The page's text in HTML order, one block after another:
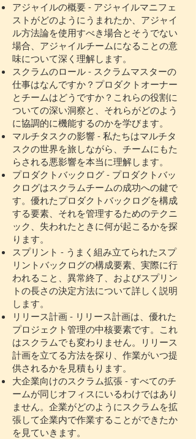
アジャイルの概要 - アジャイルマニフェ
ストがどのようにうまれたか、アジャイ
ル方法論を使用すべき場合とそうでない
場合、アジャイルチームになることの意
味について深く理解します。
スクラムのロール - スクラムマスターの
仕事はなんですか？プロダクトオーナー
とチームはどうですか？これらの役割に
ついての深い洞察と、それらがどのよう
に協調的に機能するのかを学びます。
マルチタスクの影響 - 私たちはマルチタ
スクの世界を旅しながら、チームにもた
らされる悪影響を本当に理解します。
プロダクトバックログ - プロダクトバッ
クログはスクラムチームの成功への鍵で
す。優れたプロダクトバックログを構成
する要素、それを管理するためのテクニ
ック、失われたときに何が起こるかを探
ります。
スプリント - うまく組み立てられたスプ
リントバックログの構成要素、実際に行
われること、異常終了、およびスプリン
トの長さの決定方法について詳しく説明
します。
リリース計画 - リリース計画は、優れた
プロジェクト管理の中核要素です。これ
はスクラムでも変わりません。リリース
計画を立てる方法を探り、作業がいつ提
供されるかを見積もります。
大企業向けのスクラム拡張 - すべてのチ
ームが同じオフィスにいるわけではあり
ません。企業がどのようにスクラムを拡
張して企業内で作業することができたか
を見ていきます。